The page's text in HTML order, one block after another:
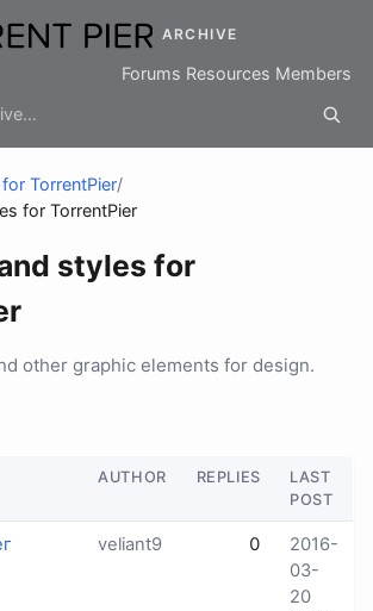
ARCHIVE
Forums Resources Members
TorrentPier/
for TorrentPier
styles for
other graphic elements for design.
AUTHOR REPLIES
LAST
POST
veliant9 0
2016-
03-
20